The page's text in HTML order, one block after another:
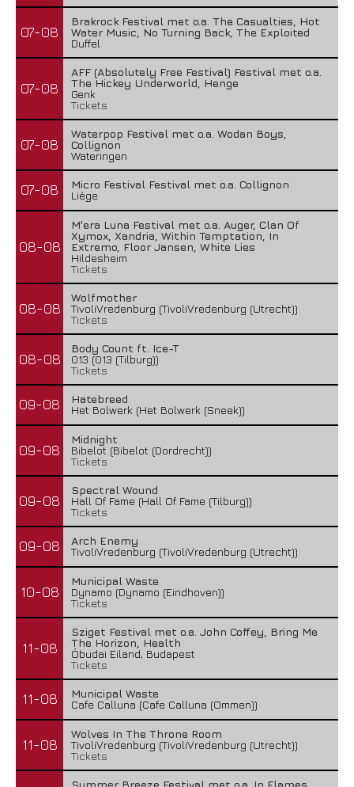
07-08
Brakrock Festival met o.a. The Casualties, Hot
Water Music, No Turning Back, The Exploited
Duffel
07-08
AFF (Absolutely Free Festival) Festival met o.a.
The Hickey Underworld, Henge
Genk
Tickets
07-08
Waterpop Festival met o.a. Wodan Boys,
Collignon
Wateringen
07-08
Micro Festival Festival met o.a. Collignon
Liège
08-08
M'era Luna Festival met o.a. Auger, Clan Of
Xymox, Xandria, Within Temptation, In
Extremo, Floor Jansen, White Lies
Hildesheim
Tickets
08-08
Wolfmother
TivoliVredenburg (TivoliVredenburg (Utrecht))
Tickets
08-08
Body Count ft. Ice-T
013 (013 (Tilburg))
Tickets
09-08
Hatebreed
Het Bolwerk (Het Bolwerk (Sneek))
09-08
Midnight
Bibelot (Bibelot (Dordrecht))
Tickets
09-08
Spectral Wound
Hall Of Fame (Hall Of Fame (Tilburg))
Tickets
09-08
Arch Enemy
TivoliVredenburg (TivoliVredenburg (Utrecht))
10-08
Municipal Waste
Dynamo (Dynamo (Eindhoven))
Tickets
11-08
Sziget Festival met o.a. John Coffey, Bring Me
The Horizon, Health
Óbudai Eiland, Budapest
Tickets
11-08
Municipal Waste
Cafe Calluna (Cafe Calluna (Ommen))
11-08
Wolves In The Throne Room
TivoliVredenburg (TivoliVredenburg (Utrecht))
Tickets
Summer Breeze Festival met o.a. In Flames,